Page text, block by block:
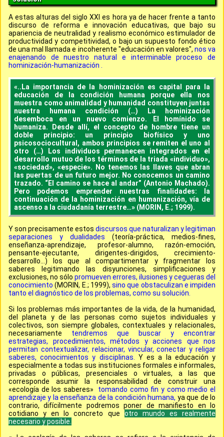
A estas alturas del siglo XXI es hora ya de hacer frente a tanto
discurso de reforma e innovación educativas, que bajo su
apariencia de neutralidad y realismo económico estimulador de
productividad y competitividad, o bajo un supuesto fondo ético
de una mal llamada e incoherente "educación en valores", nos va
enajenando de nuestro natural e interminable proceso de
hominización-humanización .
«..La importancia de la hominización es capital para la
educación de la condición humana porque ella nos
muestra como animalidad y humanidad constituyen juntas
nuestra humana condición (…) La hominización
desemboca en un nuevo comienzo. El homínido se
humaniza. Desde allí, el concepto de hombre tiene un
doble principio: un principio biofísico y uno
psicosociocultural, ambos principios se remiten el uno al
otro (…) Los individuos permanecen integrados en el
desarrollo mutuo de los términos de la triada «individuo»,
«sociedad», «especie». No tenemos las llaves que abran
las puertas de un futuro mejor. No conocemos un camino
trazado. “El camino se hace al andar” (Antonio Machado).
Pero podemos emprender nuestras finalidades: la
continuación de la hominización en humanización, vía de
ascenso a la ciudadanía terrestre…» (MORIN, E.; 1999).
Y son precisamente estos discursos que naturalizan y legitiman
separaciones y dualidades (teoría-práctica, medios-fines,
enseñanza-aprendizaje, profesor-alumno, razón-emoción,
pensante-ejecutante, dirigentes-dirigidos, crecimiento-
desarrollo…) los que al compartimentar y fragmentar los
saberes legitimando las disyunciones, simplificaciones y
exclusiones, no sólo promueven errores, ilusiones y cegueras del
conocimiento (MORIN, E.; 1999), sino que obstaculizan e impiden
tanto el diagnóstico de los problemas, como su solución.
Si los problemas más importantes de la vida, de la humanidad,
del planeta y de las personas como sujetos individuales y
colectivos, son siempre globales, contextuales y relacionales,
necesariamente tendremos que buscar y encontrar
estrategias, procedimientos, métodos y acciones que nos
permitan contextualizar, relacionar, vincular, conectar y religar
saberes, conocimientos y disciplinas.
Y es a la educación y
especialmente a todas sus instituciones formales e informales,
privadas o públicas, presenciales o virtuales, a las que
corresponde asumir la responsabilidad de construir una
«ecología de los saberes» tomando como fin y como medio el
aprendizaje y la enseñanza de la condición humana, ya que de lo
contrario, difícilmente podremos poner de manifiesto en lo
cotidiano y en lo concreto que otro mundo es realmente
necesario y posible.